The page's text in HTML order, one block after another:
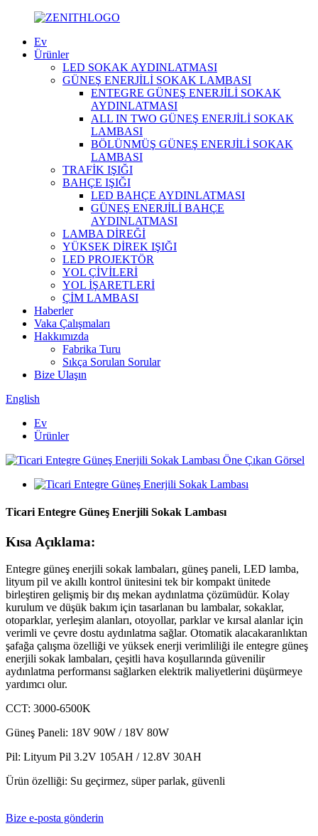
Ev
Ürünler
LED SOKAK AYDINLATMASI
GÜNEŞ ENERJİLİ SOKAK LAMBASI
ENTEGRE GÜNEŞ ENERJİLİ SOKAK
AYDINLATMASI
ALL IN TWO GÜNEŞ ENERJİLİ SOKAK
LAMBASI
BÖLÜNMÜŞ GÜNEŞ ENERJİLİ SOKAK
LAMBASI
TRAFİK IŞIĞI
BAHÇE IŞIĞI
LED BAHÇE AYDINLATMASI
GÜNEŞ ENERJİLİ BAHÇE
AYDINLATMASI
LAMBA DİREĞİ
YÜKSEK DİREK IŞIĞI
LED PROJEKTÖR
YOL ÇİVİLERİ
YOL İŞARETLERİ
ÇİM LAMBASI
Haberler
Vaka Çalışmaları
Hakkımızda
Fabrika Turu
Sıkça Sorulan Sorular
Bize Ulaşın
English
Ev
Ürünler
Ticari Entegre Güneş Enerjili Sokak Lambası
Kısa Açıklama:
Entegre güneş enerjili sokak lambaları, güneş paneli, LED lamba,
lityum pil ve akıllı kontrol ünitesini tek bir kompakt ünitede
birleştiren gelişmiş bir dış mekan aydınlatma çözümüdür. Kolay
kurulum ve düşük bakım için tasarlanan bu lambalar, sokaklar,
otoparklar, yerleşim alanları, otoyollar, parklar ve kırsal alanlar için
verimli ve çevre dostu aydınlatma sağlar. Otomatik alacakaranlıktan
şafağa çalışma özelliği ve yüksek enerji verimliliği ile entegre güneş
enerjili sokak lambaları, çeşitli hava koşullarında güvenilir
aydınlatma performansı sağlarken elektrik maliyetlerini düşürmeye
yardımcı olur.
CCT: 3000-6500K
Güneş Paneli: 18V 90W / 18V 80W
Pil: Lityum Pil 3.2V 105AH / 12.8V 30AH
Ürün özelliği: Su geçirmez, süper parlak, güvenli
Bize e-posta gönderin